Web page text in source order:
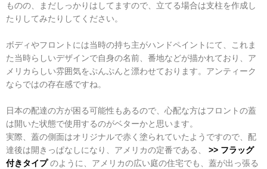
ものの、まだしっかりはしてますので、立てる場合は支柱を作成し
たりしてみたりしてください。
ボディやフロントには当時の持ち主がハンドペイントにて、これま
た当時らしいデザインで自身の名前、番地などが描かれており、ア
メリカらしい雰囲気をぷんぷんと漂わせております。アンティーク
ならではの存在感ですね。
日本の配達の方が困る可能性もあるので、心配な方はフロントの蓋
は開いた状態で使用するのがベターかと思います。
実際、蓋の側面はオリジナルで赤く塗られていたようですので、配
達後は開きっぱなしになり、アメリカの定番である、
>> フラッグ
付きタイプのように、アメリカの広い庭の住宅でも、蓋が出っ張る